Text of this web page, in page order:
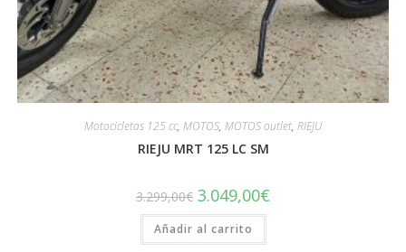
Motocicletas 125 cc, MOTOS, MOTOS outlet, RIEJU
RIEJU MRT 125 LC SM
3.299,00€ El
precio
original
era:
3.299,00€.
3.049,00€
Añadir al carrito